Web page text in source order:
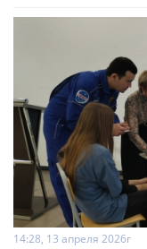
14:28, 13 апреля 2026г